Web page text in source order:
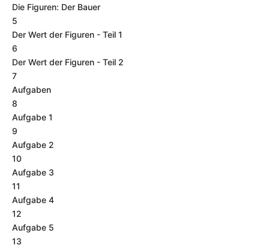
Die Figuren: Der Bauer
5
Der Wert der Figuren - Teil 1
6
Der Wert der Figuren - Teil 2
7
Aufgaben
8
Aufgabe 1
9
Aufgabe 2
10
Aufgabe 3
11
Aufgabe 4
12
Aufgabe 5
13